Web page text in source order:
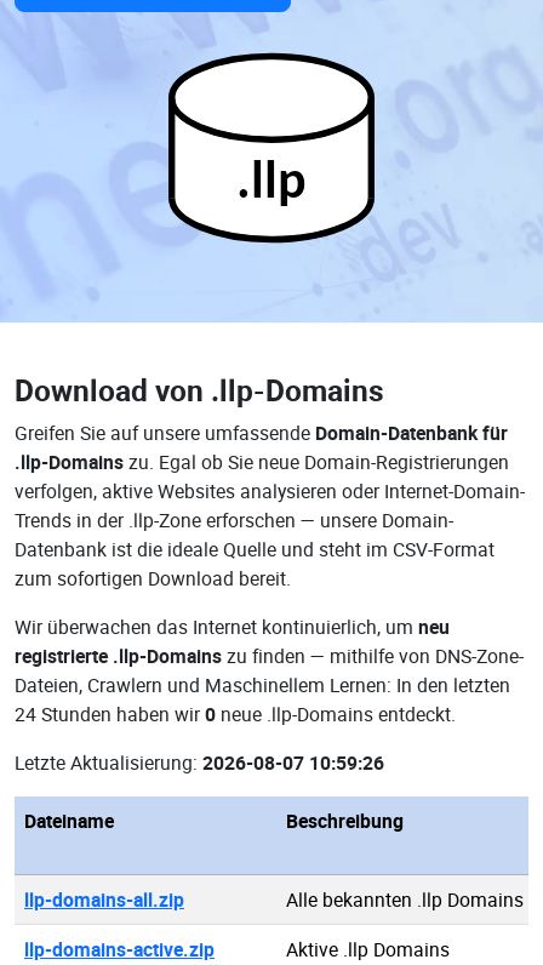
.llp
Download von .llp-Domains
Greifen Sie auf unsere umfassende Domain-Datenbank für
.llp-Domainszu. Egal ob Sie neue Domain-Registrierungen
verfolgen, aktive Websites analysieren oder Internet-Domain-
Trends in der .llp-Zone erforschen — unsere Domain-
Datenbank ist die ideale Quelle und steht im CSV-Format
zum sofortigen Download bereit.
Wir überwachen das Internet kontinuierlich, um neu
registrierte .llp-Domainszu finden — mithilfe von DNS-Zone-
Dateien, Crawlern und Maschinellem Lernen: In den letzten
24 Stunden haben wir0 neue .llp-Domains entdeckt.
Letzte Aktualisierung: 2026-08-07 10:59:26
Dateiname Beschreibung
llp-domains-all.zip
Alle bekannten .llp Domains
llp-domains-active.zip
Aktive .llp Domains